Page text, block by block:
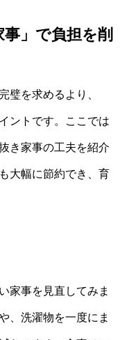
」で負担を削
璧を求めるより、
ントです。ここでは
き家事の工夫を紹介
大幅に節約でき、育
家事を見直してみま
、洗濯物を一度にま